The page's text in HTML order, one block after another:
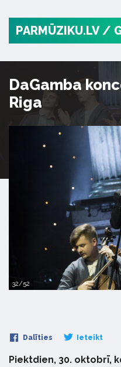
PARMŪZIKU.LV /
DaGamba
Riga
32/52
Dalīties Ieteikt
Piektdien, 30. oktobrī,